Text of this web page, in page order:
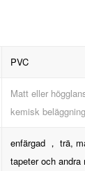
PVC
Matt eller
kemisk beläggning
enfärgad ， trä,
tapeter och andra